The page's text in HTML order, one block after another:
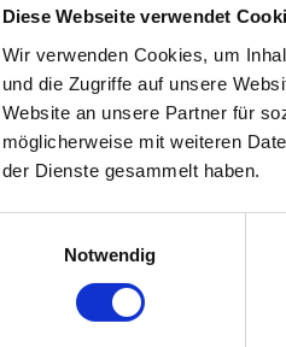
Diese Webseite verwendet
Wir verwenden Cookies, um
und die Zugriffe auf unsere
Website an unsere Partner für
möglicherweise mit weiteren
der Dienste gesammelt haben.
Notwendig
Application error: aclient-side